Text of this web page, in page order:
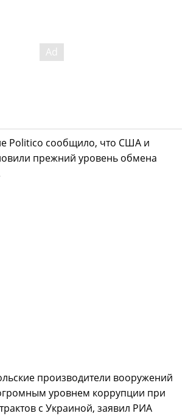
Politico сообщило, что США и
прежний уровень обмена
производители вооружений
уровнем коррупции при
с Украиной, заявил РИА